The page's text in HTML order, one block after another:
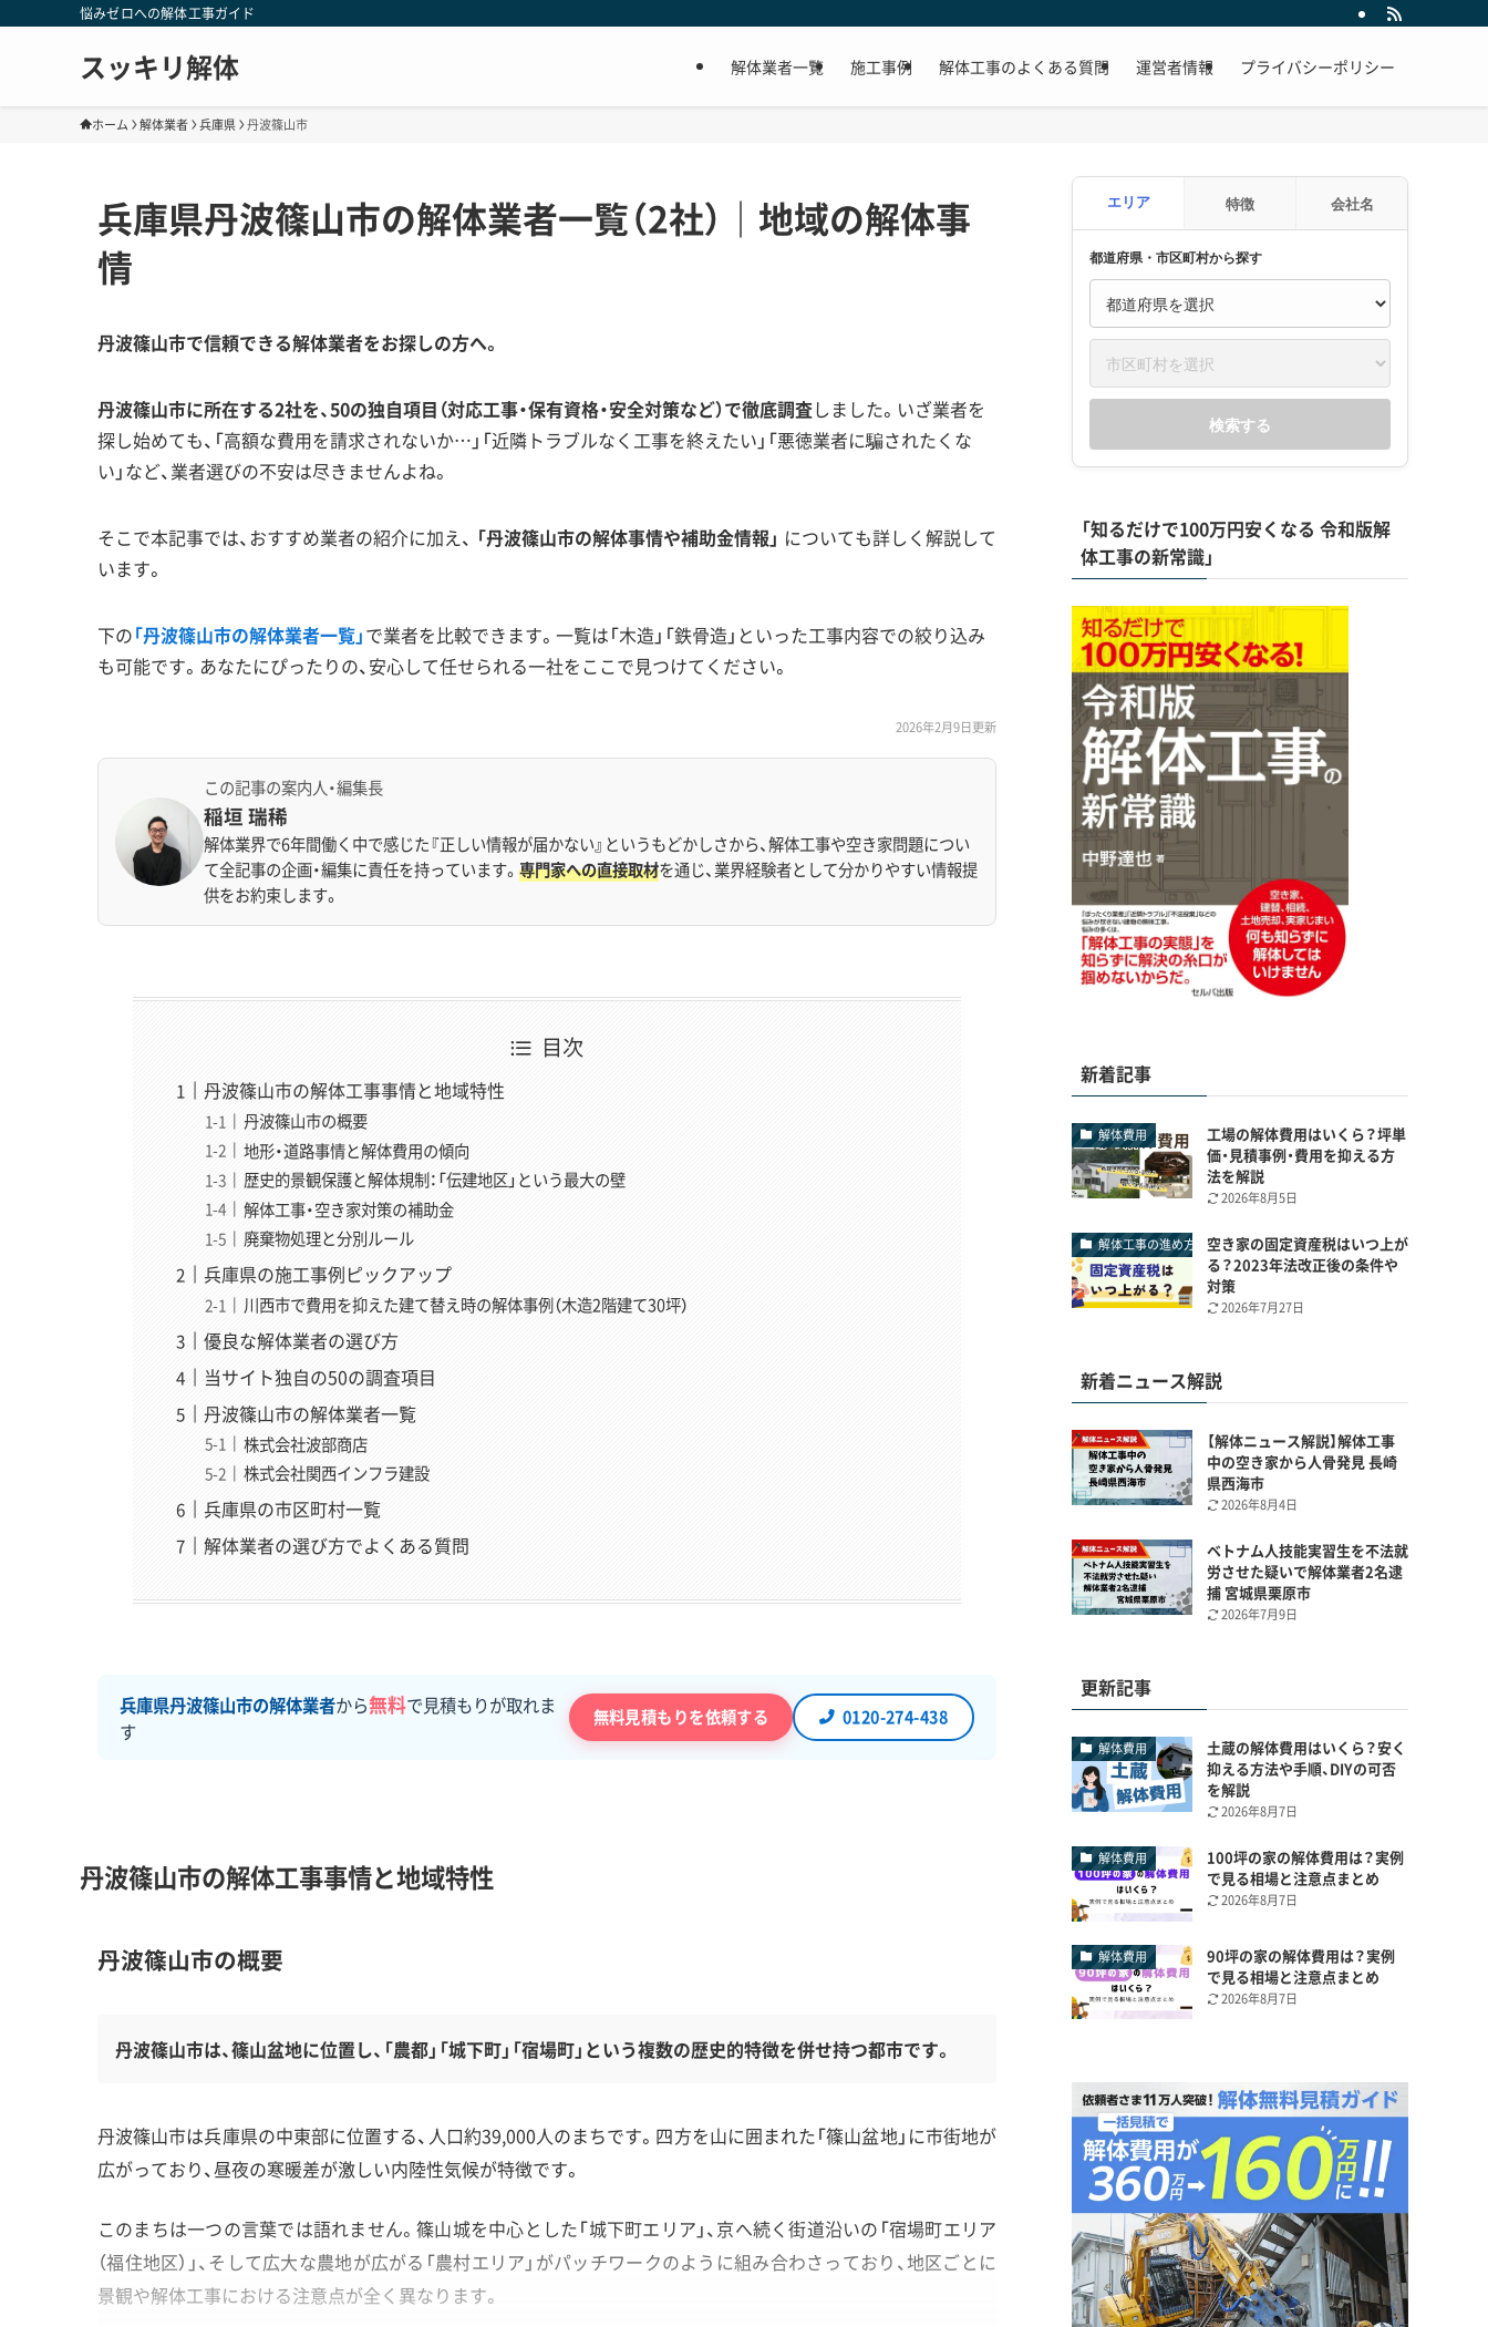
悩みゼロへの解体工事ガイド
スッキリ解体 解体業者一覧 施工事例 解体工事のよくある質問 運営者情報 プライバシーポリシー
ホーム 解体業者 兵庫県 丹波篠山市
兵庫県丹波篠山市の解体業者一覧（2社）｜地域の解体事
情
丹波篠山市で信頼できる解体業者をお探しの方へ。
丹波篠山市に所在する2社を、50の独自項目（対応工事・保有資格・安全対策など）で徹底調査しました。いざ業者を
探し始めても、「高額な費用を請求されないか…」「近隣トラブルなく工事を終えたい」「悪徳業者に騙されたくな
い」など、業者選びの不安は尽きませんよね。
そこで本記事では、おすすめ業者の紹介に加え、 「丹波篠山市の解体事情や補助金情報」 についても詳しく解説して
います。
下の「丹波篠山市の解体業者一覧」で業者を比較できます。一覧は「木造」「鉄骨造」といった工事内容での絞り込み
も可能です。あなたにぴったりの、安心して任せられる一社をここで見つけてください。
2026年2月9日更新
この記事の案内人・編集長
稲垣 瑞稀
解体業界で6年間働く中で感じた『正しい情報が届かない』というもどかしさから、解体工事や空き家問題につい
て全記事の企画・編集に責任を持っています。 専門家への直接取材を通じ、業界経験者として分かりやすい情報提
供をお約束します。
目次
丹波篠山市の解体工事事情と地域特性
丹波篠山市の概要
地形・道路事情と解体費用の傾向
歴史的景観保護と解体規制：「伝建地区」という最大の壁
解体工事・空き家対策の補助金
廃棄物処理と分別ルール
兵庫県の施工事例ピックアップ
川西市で費用を抑えた建て替え時の解体事例（木造2階建て30坪）
優良な解体業者の選び方
当サイト独自の50の調査項目
丹波篠山市の解体業者一覧
株式会社波部商店
株式会社関西インフラ建設
兵庫県の市区町村一覧
解体業者の選び方でよくある質問
兵庫県丹波篠山市の解体業者から無料で見積もりが取れま
す
無料見積もりを依頼する 0120-274-438
丹波篠山市の解体工事事情と地域特性
丹波篠山市の概要
丹波篠山市は、篠山盆地に位置し、「農都」「城下町」「宿場町」という複数の歴史的特徴を併せ持つ都市です。
丹波篠山市は兵庫県の中東部に位置する、人口約39,000人のまちです。四方を山に囲まれた「篠山盆地」に市街地が
広がっており、昼夜の寒暖差が激しい内陸性気候が特徴です。
このまちは一つの言葉では語れません。篠山城を中心とした「城下町エリア」、京へ続く街道沿いの「宿場町エリア
（福住地区）」、そして広大な農地が広がる「農村エリア」がパッチワークのように組み合わさっており、地区ごとに
景観や解体工事における注意点が全く異なります。
エリア 特徴 会社名
都道府県・市区町村から探す
検索する
「知るだけで100万円安くなる 令和版解
体工事の新常識」
新着記事
解体費用
工場の解体費用はいくら？坪単
価・見積事例・費用を抑える方
法を解説
2026年8月5日
解体工事の進め方
空き家の固定資産税はいつ上が
る？2023年法改正後の条件や
対策
2026年7月27日
新着ニュース解説
【解体ニュース解説】解体工事
中の空き家から人骨発見 長崎
県西海市
2026年8月4日
ベトナム人技能実習生を不法就
労させた疑いで解体業者2名逮
捕 宮城県栗原市
2026年7月9日
更新記事
解体費用
土蔵の解体費用はいくら？安く
抑える方法や手順、DIYの可否
を解説
2026年8月7日
解体費用
100坪の家の解体費用は？実例
で見る相場と注意点まとめ
2026年8月7日
解体費用
90坪の家の解体費用は？実例
で見る相場と注意点まとめ
2026年8月7日